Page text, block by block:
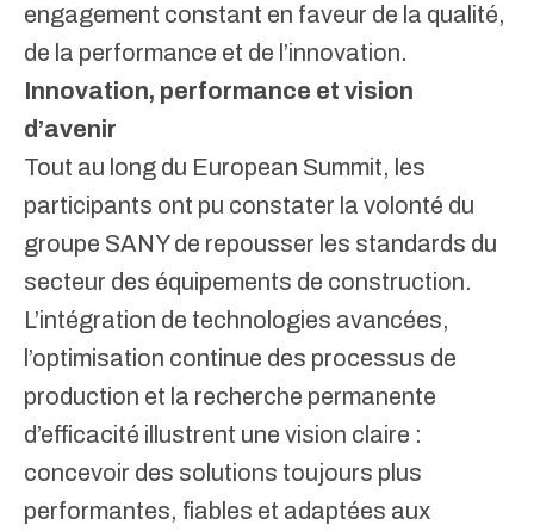
engagement constant en faveur de la qualité,
de la performance et de l’innovation.
Innovation, performance et vision
d’avenir
Tout au long du European Summit, les
participants ont pu constater la volonté du
groupe SANY de repousser les standards du
secteur des équipements de construction.
L’intégration de technologies avancées,
l’optimisation continue des processus de
production et la recherche permanente
d’efficacité illustrent une vision claire :
concevoir des solutions toujours plus
performantes, fiables et adaptées aux